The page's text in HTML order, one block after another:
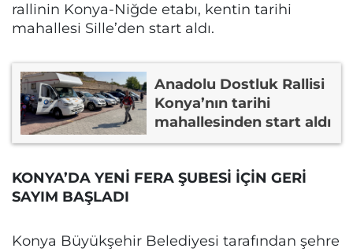
rallinin Konya-Niğde etabı, kentin tarihi
mahallesi Sille’den start aldı.
Anadolu Dostluk Rallisi
Konya’nın tarihi
mahallesinden start aldı
KONYA’DA YENİ FERA ŞUBESİ İÇİN GERİ
SAYIM BAŞLADI
Konya Büyükşehir Belediyesi tarafından şehre